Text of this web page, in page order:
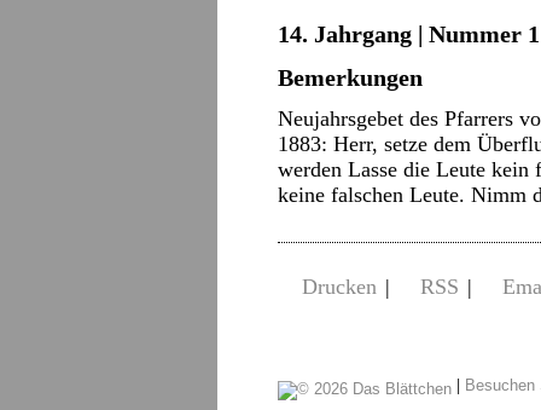
14. Jahrgang | Nummer
Bemerkungen
Neujahrsgebet des Pfarrers
1883: Herr, setze dem
werden Lasse die Leute kein
keine falschen Leute.
Drucken | RSS |
|